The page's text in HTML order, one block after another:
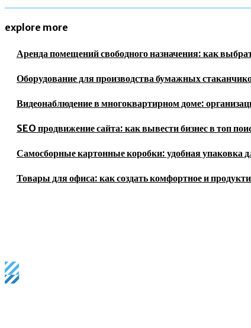
explore more
Аренда помещений свободного назначения: как
Оборудование для производства бумажных
Видеонаблюдение в многоквартирном доме:
SEO продвижение сайта: как вывести бизнес в топ
Самосборные картонные коробки: удобная упаковка
Товары для офиса: как создать комфортное и